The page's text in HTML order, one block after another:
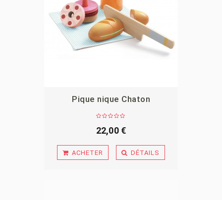
APERÇU
Pique nique Chaton
22,00 €
ACHETER DÉTAILS